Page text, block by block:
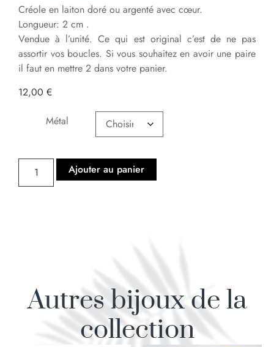
Créole en laiton doré ou argenté avec cœur.
Longueur: 2 cm .
Vendue à l’unité. Ce qui est original c’est de ne pas
assortir vos boucles. Si vous souhaitez en avoir une paire
il faut en mettre 2 dans votre panier.
12,00 €
Métal
Ajouter au panier
Autres bijoux de la
collection